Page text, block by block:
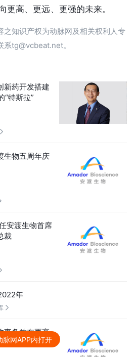
更高、更远、更强的未来。
之知识产权为动脉网及相关权利人专
系tg@vcbeat.net。
新药开发搭建
“特斯拉”

生物五周年庆
安渡生物首席
裁
年

事务放在更高
脉网APP内打开